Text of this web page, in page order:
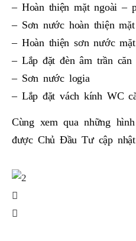
– Hoàn thiện mặt ngoài –
– Sơn nước hoàn thiện
– Hoàn thiện sơn nước
– Lắp đặt đèn âm trần căn
– Sơn nước logia
– Lắp đặt vách kính WC
Cùng xem qua những
được Chủ Đầu Tư cập